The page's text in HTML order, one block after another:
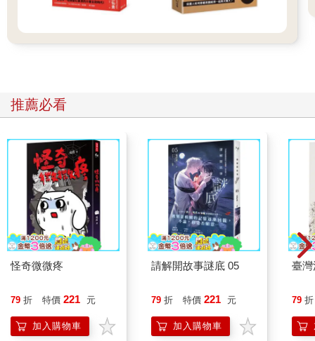
推薦必看
怪奇微微疼
79 折 特價 221 元
加入購物車
請解開故事謎底 05
79 折 特價 221 元
加入購物車
臺
79 折